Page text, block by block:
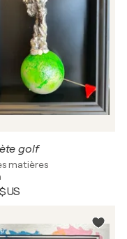
golf
matières